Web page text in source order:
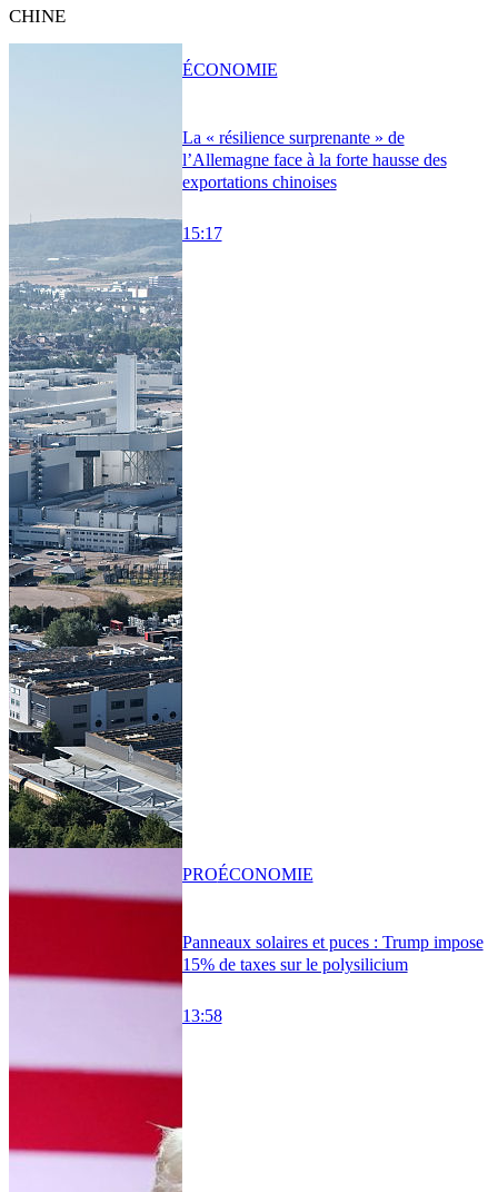
CHINE
La « résilience surprenante » de
l’Allemagne face à la forte hausse des
exportations chinoises
15:17
ÉCONOMIE
Panneaux solaires et puces : Trump impose
15% de taxes sur le polysilicium
13:58
PROÉCONOMIE